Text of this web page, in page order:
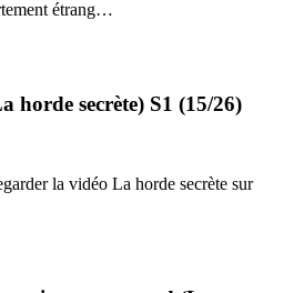
étrang…
horde secrète) S1 (15/26)
la vidéo La horde secrète sur